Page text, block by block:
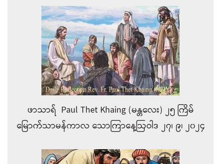
ဖာသာရ် Paul Thet Khaing (မန္တလေး) ၂၅ ကြိမ်
မြောက်သာမန်ကာလ သောကြာနေ့ဩဝါဒ ၂၇၊ ၉၊ ၂၀၂၄